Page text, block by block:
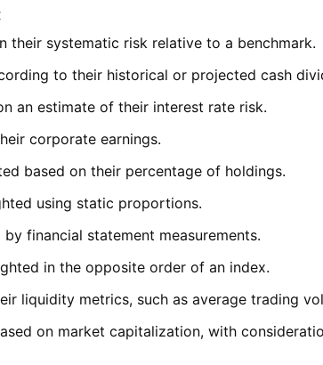
their systematic risk relative to a benchmark.
to their historical or projected cash
an estimate of their interest rate risk.
corporate earnings.
based on their percentage of holdings.
using static proportions.
financial statement measurements.
in the opposite order of an index.
liquidity metrics, such as average trading
on market capitalization, with